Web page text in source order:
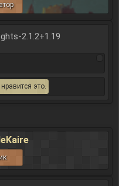
2.1.2+1.19
нравится это.